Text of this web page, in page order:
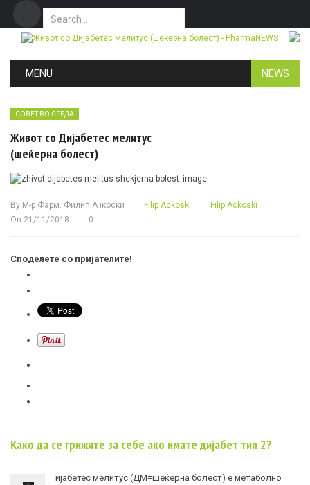
Search for:
MENU NEWS
СОВЕТ ВО СРЕДА
Живот со Дијабетес мелитус
(шеќерна болест)
By М-р Фарм. Филип Ачкоски Filip Ackoski
Filip Ackoski
On 21/11/2018 0
Споделете со пријателите!
Како да се грижите за себе ако имате дијабет тип 2?
ијабетес мелитус (ДМ=шеќерна болест) е метаболно